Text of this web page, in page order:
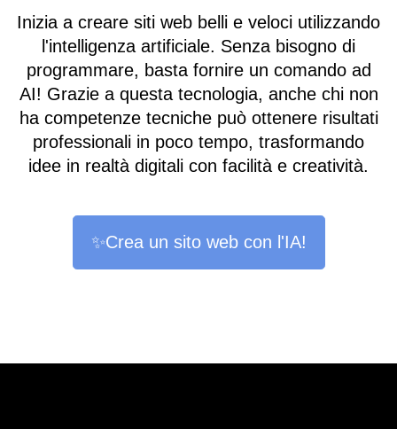
Inizia a creare siti web belli e veloci utilizzando
l'intelligenza artificiale. Senza bisogno di
programmare, basta fornire un comando ad
AI! Grazie a questa tecnologia, anche chi non
ha competenze tecniche può ottenere risultati
professionali in poco tempo, trasformando
idee in realtà digitali con facilità e creatività.
✨Crea un sito web con l'IA!